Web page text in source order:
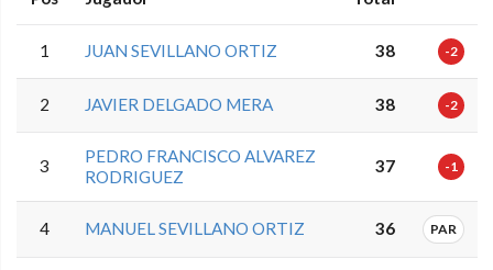
1 JUAN SEVILLANO ORTIZ 38 -2
2 JAVIER DELGADO MERA 38 -2
3
PEDRO FRANCISCO ALVAREZ
RODRIGUEZ
37 -1
4 MANUEL SEVILLANO ORTIZ 36 PAR